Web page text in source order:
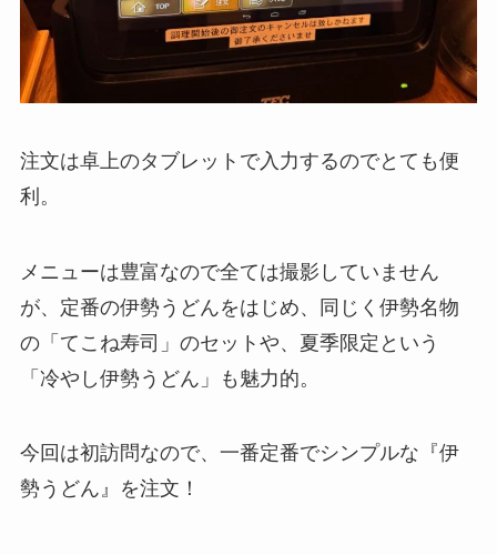
注文は卓上のタブレットで入力するのでとても便
利。
メニューは豊富なので全ては撮影していません
が、定番の伊勢うどんをはじめ、同じく伊勢名物
の「てこね寿司」のセットや、夏季限定という
「冷やし伊勢うどん」も魅力的。
今回は初訪問なので、一番定番でシンプルな『伊
勢うどん』を注文！